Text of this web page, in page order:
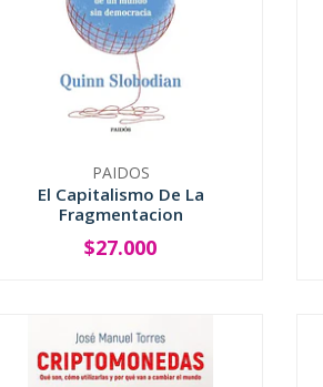
PAIDOS
El Capitalismo De La
Fragmentacion
+
$27.000